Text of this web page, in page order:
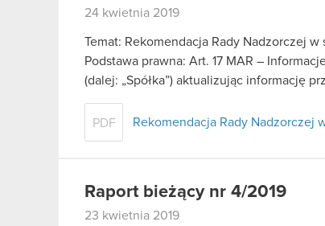
24 kwietnia 2019
Temat: Rekomendacja Rady Nadzorczej
Podstawa prawna: Art. 17 MAR –
(dalej: „Spółka”) aktualizując informację
PDF Rekomendacja Rady Nadzorczej
Raport bieżący nr 4/2019
23 kwietnia 2019